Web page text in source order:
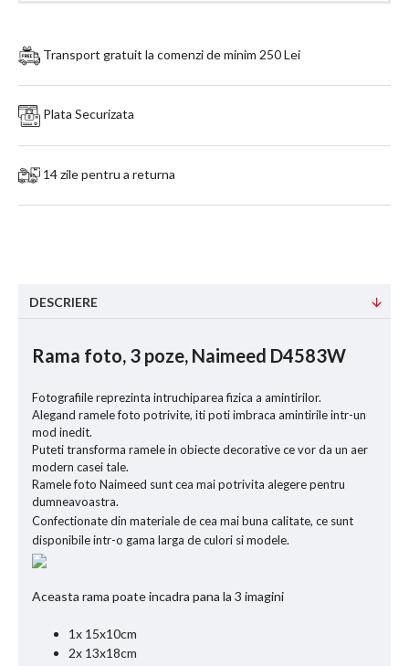
Transport gratuit la comenzi de minim 250 Lei
Plata Securizata
14 zile pentru a returna
DESCRIERE
Rama foto, 3 poze, Naimeed D4583W
Fotografiile reprezinta intruchiparea fizica a amintirilor.
Alegand ramele foto potrivite, iti poti imbraca amintirile intr-un
mod inedit.
Puteti transforma ramele in obiecte decorative ce vor da un aer
modern casei tale.
Ramele foto Naimeed sunt cea mai potrivita alegere pentru
dumneavoastra.
Confectionate din materiale de cea mai buna calitate, ce sunt
disponibile intr-o gama larga de culori si modele.
Aceasta rama poate incadra pana la 3 imagini
1x 15x10cm
2x 13x18cm